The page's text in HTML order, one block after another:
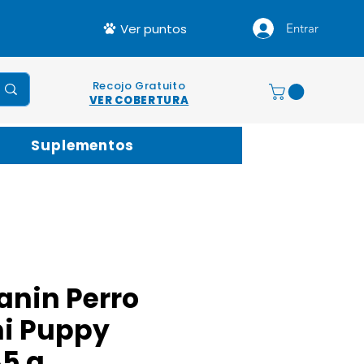
Entrar
Ver puntos
Recojo Gratuito
VER COBERTURA
Suplementos
Perro
Puppy